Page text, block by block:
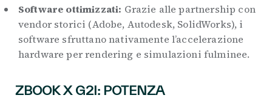
Software ottimizzati: Grazie alle partnership con
vendor storici (Adobe, Autodesk, SolidWorks), i
software sfruttano nativamente l’accelerazione
hardware per rendering e simulazioni fulminee.
ZBOOK X G2I: POTENZA